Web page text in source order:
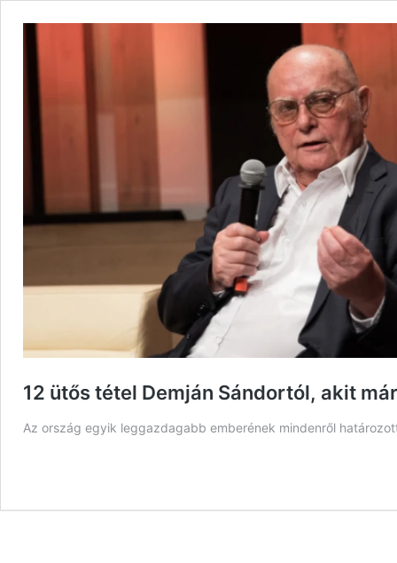
12 ütős tétel Demján Sándortól, akit
Az ország egyik leggazdagabb emberének mindenről